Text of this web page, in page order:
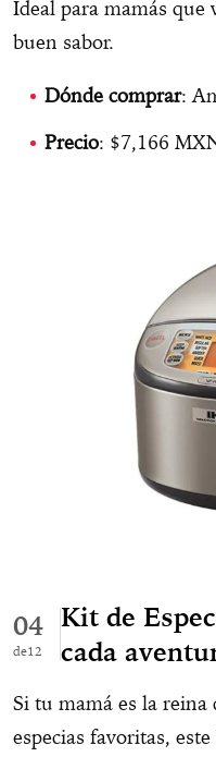
Ideal para mamás
buen sabor.
Dónde comprar:
Precio: $7,166
04
12
Kit de
cada
Si tu mamá es la
especias favoritas,